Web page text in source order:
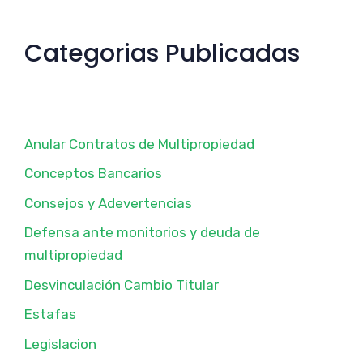
Categorias Publicadas
Anular Contratos de Multipropiedad
Conceptos Bancarios
Consejos y Adevertencias
Defensa ante monitorios y deuda de
multipropiedad
Desvinculación Cambio Titular
Estafas
Legislacion